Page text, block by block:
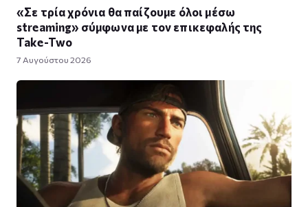
«Σε τρία χρόνια θα παίζουμε όλοι μέσω
streaming» σύμφωνα με τον επικεφαλής της
Take-Two
7 Αυγούστου 2026